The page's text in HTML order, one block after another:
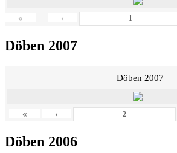
« ‹
Döben 2007
Döben 2007
« ‹
Döben 2006